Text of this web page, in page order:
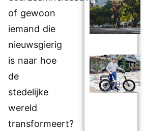
of gewoon
iemand die
nieuwsgierig
is naar hoe
de
stedelijke
wereld
transformeert?